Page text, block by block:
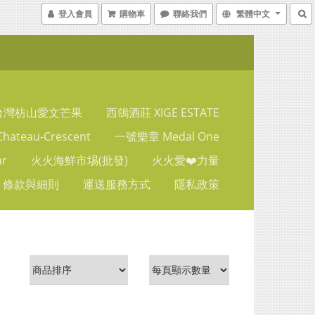
登入會員 購物車 聯絡我們 繁體中文
枋山愛文芒果
西鴿酒莊 XIGE ESTATE
Crescent
一號樂章 Medal One
火火海鮮市埸(批發)
火火愛❤️力量
條款與細則
運送服務方式 隱私政策